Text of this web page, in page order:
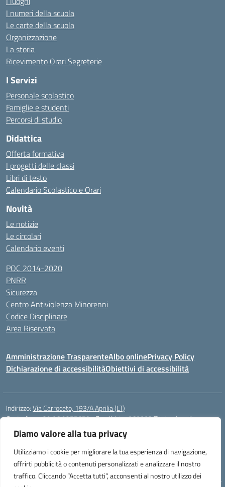
Diamo valore alla tua privacy
Utilizziamo i cookie per migliorare la tua esperienza di navigazione,
offrirti pubblicità o contenuti personalizzati e analizzare il nostro
traffico. Cliccando “Accetta tutti”, acconsenti al nostro utilizzo dei
I numeri della scuola
Le carte della scuola
Organizzazione
La storia
Ricevimento Orari Segreterie
I Servizi
Personale scolastico
Famiglie e studenti
Percorsi di studio
Didattica
Offerta formativa
I progetti delle classi
Libri di testo
Calendario Scolastico e Orari
Novità
Le notizie
Le circolari
Calendario eventi
POC 2014-2020
PNRR
Sicurezza
Centro Antiviolenza Minorenni
Codice Disciplinare
Area Riservata
Amministrazione TrasparenteAlbo onlinePrivacy Policy
Dichiarazione di accessibilitàObiettivi di accessibilità
Indirizzo:Via Carroceto, 193/A Aprilia (LT)
Centralino:+39 06 9257678 Email:Ltps060002@istruzione.it
Posta elettronica certificata (PEC): Ltps060002@pec.istruzione.it
Codice fiscale: 91001930592
Codice meccanografico: LTPS060002